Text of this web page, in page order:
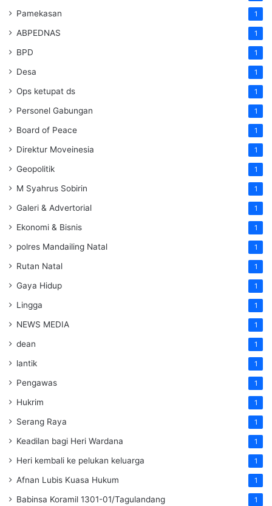
Pamekasan 1
ABPEDNAS 1
BPD 1
Desa 1
Ops ketupat ds 1
Personel Gabungan 1
Board of Peace 1
Direktur Moveinesia 1
Geopolitik 1
M Syahrus Sobirin 1
Galeri & Advertorial 1
Ekonomi & Bisnis 1
polres Mandailing Natal 1
Rutan Natal 1
Gaya Hidup 1
Lingga 1
NEWS MEDIA 1
dean 1
lantik 1
Pengawas 1
Hukrim 1
Serang Raya 1
Keadilan bagi Heri Wardana 1
Heri kembali ke pelukan keluarga 1
Afnan Lubis Kuasa Hukum 1
Babinsa Koramil 1301-01/Tagulandang 1